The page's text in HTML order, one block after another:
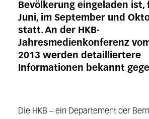
Bevölkerung eingeladen ist,
Juni, im September und
statt. An der HKB-
Jahresmedienkonferenz
2013 werden detailliertere
Informationen bekannt
Die HKB – ein Departement der